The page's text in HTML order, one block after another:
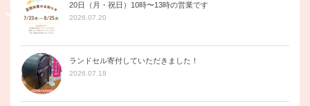
20日（月・祝日）10時〜13時の営業です
2026.07.20
ランドセル寄付していただきました！
2026.07.18